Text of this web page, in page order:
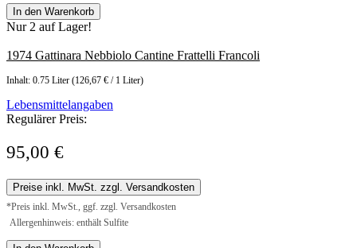
In den Warenkorb
Nur 2 auf Lager!
1974 Gattinara Nebbiolo Cantine Frattelli Francoli
Inhalt: 0.75 Liter (126,67 € / 1 Liter)
Lebensmittelangaben
Regulärer Preis:
95,00 €
Preise inkl. MwSt. zzgl. Versandkosten
*Preis inkl. MwSt., ggf. zzgl. Versandkosten
Allergenhinweis: enthält Sulfite